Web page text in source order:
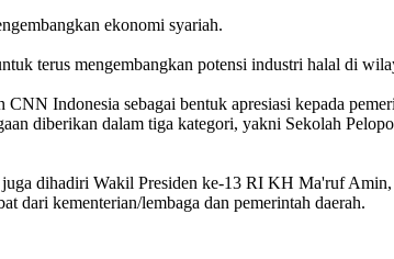
ekonomi syariah.
terus mengembangkan potensi industri halal di
Indonesia sebagai bentuk apresiasi kepada
diberikan dalam tiga kategori, yakni Sekolah
juga dihadiri Wakil Presiden ke-13 RI KH Ma'ruf
kementerian/lembaga dan pemerintah daerah.